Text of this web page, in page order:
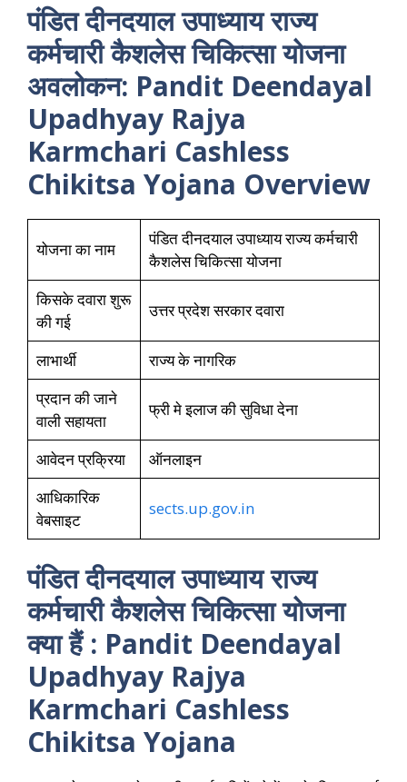
पंडित दीनदयाल उपाध्याय राज्य
कर्मचारी कैशलेस चिकित्सा योजना
अवलोकन: Pandit Deendayal
Upadhyay Rajya
Karmchari Cashless
Chikitsa Yojana Overview
योजना का नाम
पंडित दीनदयाल उपाध्याय राज्य कर्मचारी
कैशलेस चिकित्सा योजना
किसके दवारा शुरू
की गई
उत्तर प्रदेश सरकार दवारा
लाभार्थी
राज्य के नागरिक
प्रदान की जाने
वाली सहायता
फ्री मे इलाज की सुविधा देना
आवेदन प्रक्रिया
ऑनलाइन
आधिकारिक
वेबसाइट
sects.up.gov.in
पंडित दीनदयाल उपाध्याय राज्य
कर्मचारी कैशलेस चिकित्सा योजना
क्या हैं : Pandit Deendayal
Upadhyay Rajya
Karmchari Cashless
Chikitsa Yojana